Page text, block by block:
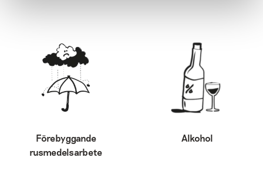
Förebyggande
rusmedelsarbete
Alkohol